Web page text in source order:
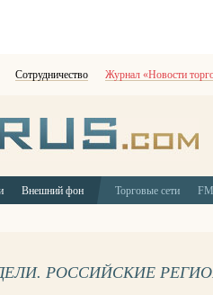
Сотрудничество Журнал «Новости
Внешний фон Торговые сети
РОССИЙСКИЕ